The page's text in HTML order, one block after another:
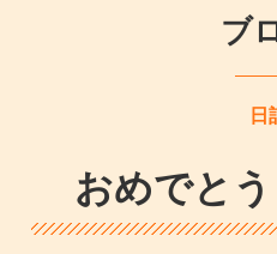
ブ
日
おめでと